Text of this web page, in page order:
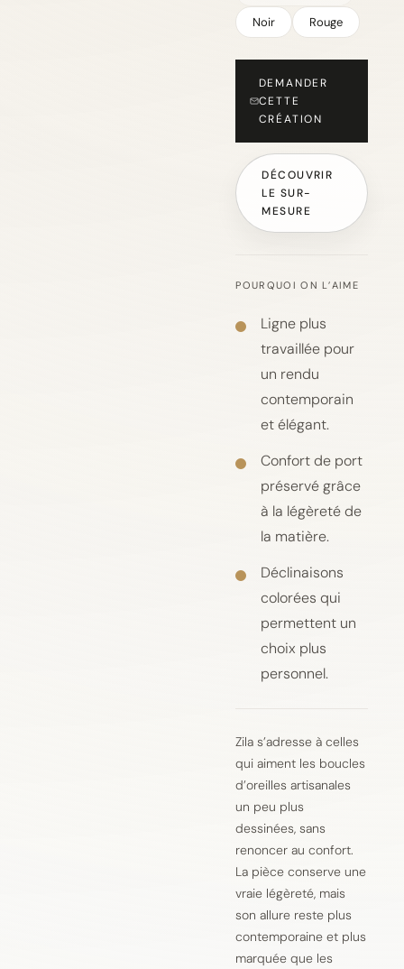
Noir Rouge
DEMANDER
CETTE
CRÉATION
DÉCOUVRIR
LE SUR-
MESURE
POURQUOI ON L’AIME
Ligne plus
travaillée pour
un rendu
contemporain
et élégant.
Confort de port
préservé grâce
à la légèreté de
la matière.
Déclinaisons
colorées qui
permettent un
choix plus
personnel.
Zila s’adresse à celles
qui aiment les boucles
d’oreilles artisanales
un peu plus
dessinées, sans
renoncer au confort.
La pièce conserve une
vraie légèreté, mais
son allure reste plus
contemporaine et plus
marquée que les